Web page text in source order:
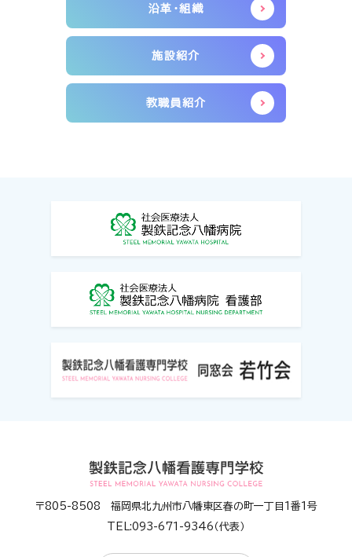
沿革・組織
施設紹介​
教職員紹介​​
〒805-8508 福岡県北九州市八幡東区春の町一丁目1番1号
TEL:093-671-9346（代表）